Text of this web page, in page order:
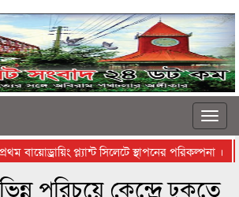
বায়োড্রায়িং প্ল্যান্ট সিলেটে স্থাপনের পরিকল্পনা ।
পরিচয়ে কেন্দ্রে ঢুকতে